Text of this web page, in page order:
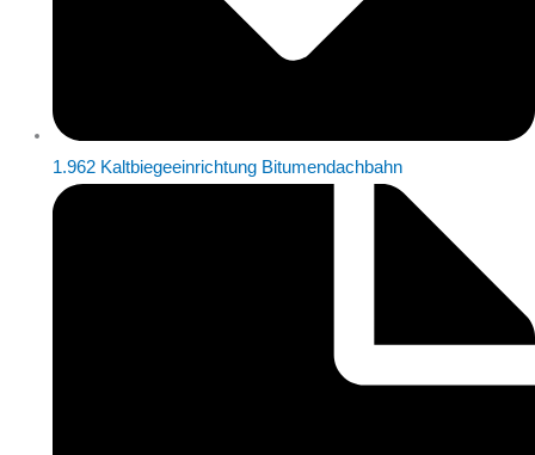
1.962 Kaltbiegeeinrichtung Bitumendachbahn